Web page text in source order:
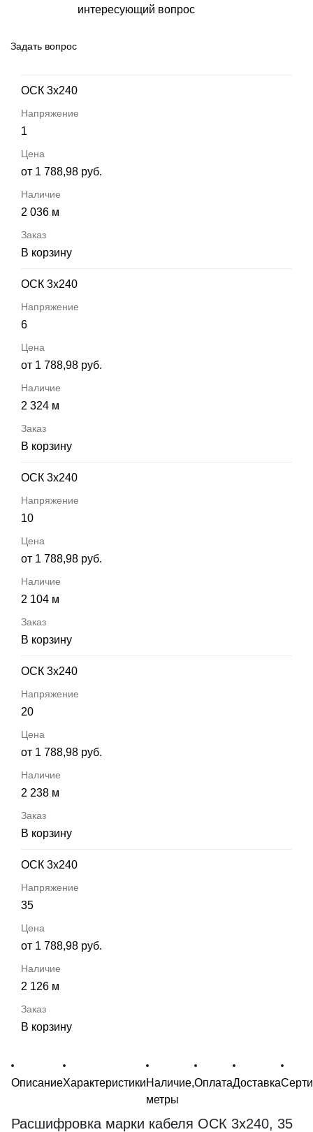
интересующий вопрос
Задать вопрос
ОСК 3х240
1
от 1 788,98 руб.
2 036 м
В корзину
ОСК 3х240
6
от 1 788,98 руб.
2 324 м
В корзину
ОСК 3х240
10
от 1 788,98 руб.
2 104 м
В корзину
ОСК 3х240
20
от 1 788,98 руб.
2 238 м
В корзину
ОСК 3х240
35
от 1 788,98 руб.
2 126 м
В корзину
ОписаниеХарактеристикиНаличие,
метры
ОплатаДоставка
Расшифровка марки кабеля ОСК 3х240, 35